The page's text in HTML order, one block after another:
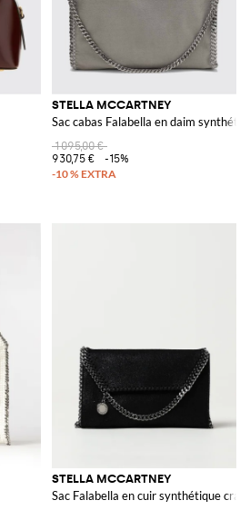
STELLA MCCARTNEY
Sac cabas Falabella en daim
1 095,00 €
930,75 €
-15%
STELLA MCCARTNEY
Sac Falabella en cuir synthétique